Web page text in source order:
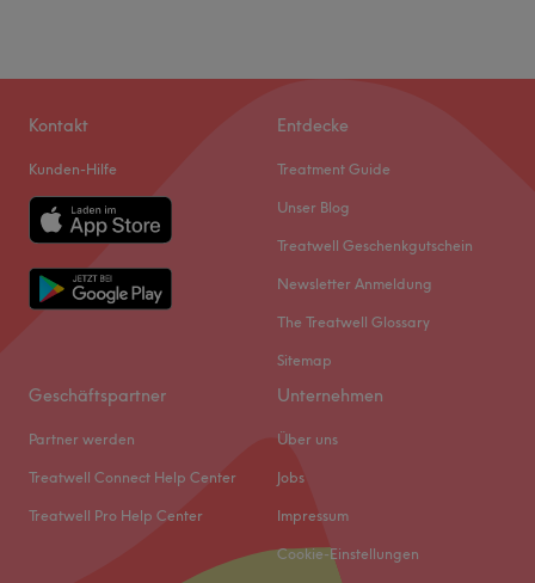
Kontakt
Kunden-Hilfe
Entdecke
Treatment Guide
Unser Blog
Treatwell Geschenkgutschein
Newsletter Anmeldung
The Treatwell Glossary
Sitemap
Geschäftspartner
Partner werden
Treatwell Connect Help Center
Treatwell Pro Help Center
Unternehmen
Über uns
Jobs
Impressum
Cookie-Einstellungen